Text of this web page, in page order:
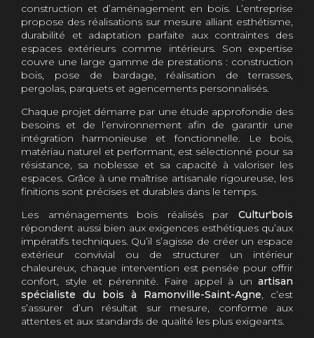
construction et d’aménagement en bois. L’entreprise
propose des réalisations sur mesure alliant esthétisme,
durabilité et adaptation parfaite aux contraintes des
espaces extérieurs comme intérieurs. Son expertise
couvre une large gamme de prestations : construction
bois, pose de bardage, réalisation de terrasses,
pergolas, parquets et agencements personnalisés.
Chaque projet démarre par une étude approfondie des
besoins et de l’environnement afin de garantir une
intégration harmonieuse et fonctionnelle. Le bois,
matériau naturel et performant, est sélectionné pour sa
résistance, sa noblesse et sa capacité à valoriser les
espaces. Grâce à une maîtrise artisanale rigoureuse, les
finitions sont précises et durables dans le temps.
Les aménagements bois réalisés par Cultur'bois
répondent aussi bien aux exigences esthétiques qu’aux
impératifs techniques. Qu’il s’agisse de créer un espace
extérieur convivial ou de structurer un intérieur
chaleureux, chaque intervention est pensée pour offrir
confort, style et pérennité. Faire appel à un artisan
spécialiste du bois à Ramonville-Saint-Agne, c’est
s’assurer d’un résultat sur mesure, conforme aux
attentes et aux standards de qualité les plus exigeants.